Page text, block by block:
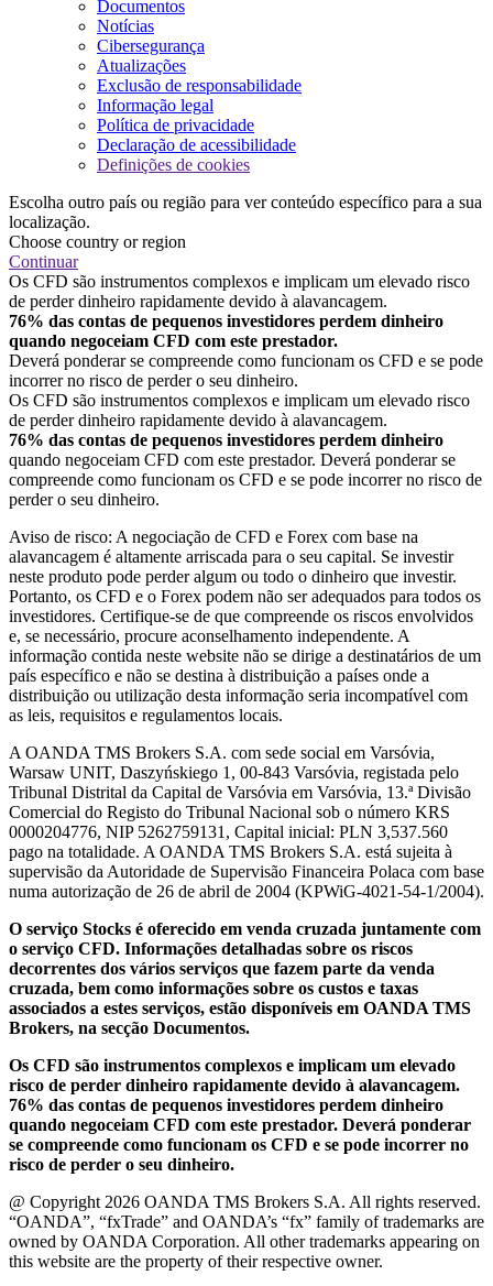
Documentos
Notícias
Cibersegurança
Atualizações
Exclusão de responsabilidade
Informação legal
Política de privacidade
Declaração de acessibilidade
Definições de cookies
Escolha outro país ou região para ver conteúdo específico para a sua
localização.
Choose country or region
Continuar
Os CFD são instrumentos complexos e implicam um elevado risco
de perder dinheiro rapidamente devido à alavancagem.
76% das contas de pequenos investidores perdem dinheiro
quando negoceiam CFD com este prestador.
Deverá ponderar se compreende como funcionam os CFD e se pode
incorrer no risco de perder o seu dinheiro.
Os CFD são instrumentos complexos e implicam um elevado risco
de perder dinheiro rapidamente devido à alavancagem.
76% das contas de pequenos investidores perdem dinheiro
quando negoceiam CFD com este prestador. Deverá ponderar se
compreende como funcionam os CFD e se pode incorrer no risco de
perder o seu dinheiro.
Aviso de risco: A negociação de CFD e Forex com base na
alavancagem é altamente arriscada para o seu capital. Se investir
neste produto pode perder algum ou todo o dinheiro que investir.
Portanto, os CFD e o Forex podem não ser adequados para todos os
investidores. Certifique-se de que compreende os riscos envolvidos
e, se necessário, procure aconselhamento independente. A
informação contida neste website não se dirige a destinatários de um
país específico e não se destina à distribuição a países onde a
distribuição ou utilização desta informação seria incompatível com
as leis, requisitos e regulamentos locais.
A OANDA TMS Brokers S.A. com sede social em Varsóvia,
Warsaw UNIT, Daszyńskiego 1, 00-843 Varsóvia, registada pelo
Tribunal Distrital da Capital de Varsóvia em Varsóvia, 13.ª Divisão
Comercial do Registo do Tribunal Nacional sob o número KRS
0000204776, NIP 5262759131, Capital inicial: PLN 3,537.560
pago na totalidade. A OANDA TMS Brokers S.A. está sujeita à
supervisão da Autoridade de Supervisão Financeira Polaca com base
numa autorização de 26 de abril de 2004 (KPWiG-4021-54-1/2004).
O serviço Stocks é oferecido em venda cruzada juntamente com
o serviço CFD. Informações detalhadas sobre os riscos
decorrentes dos vários serviços que fazem parte da venda
cruzada, bem como informações sobre os custos e taxas
associados a estes serviços, estão disponíveis em OANDA TMS
Brokers, na secção Documentos.
Os CFD são instrumentos complexos e implicam um elevado
risco de perder dinheiro rapidamente devido à alavancagem.
76% das contas de pequenos investidores perdem dinheiro
quando negoceiam CFD com este prestador. Deverá ponderar
se compreende como funcionam os CFD e se pode incorrer no
risco de perder o seu dinheiro.
@ Copyright 2026 OANDA TMS Brokers S.A. All rights reserved.
“OANDA”, “fxTrade” and OANDA’s “fx” family of trademarks are
owned by OANDA Corporation. All other trademarks appearing on
this website are the property of their respective owner.